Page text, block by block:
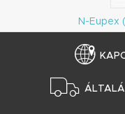
N-Eupex